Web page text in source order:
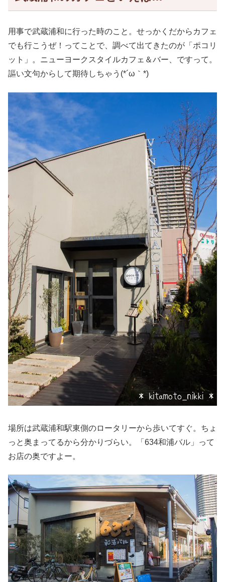
用事で武蔵浦和に行った時のこと。せっかくだからカフェ
でも行こうぜ！ってことで、調べて出てきたのが「ポコリ
ット」。ニューヨークスタイルカフェ＆バー、ですって。
謳い文句からして期待しちゃう(*´ω｀*)
場所は武蔵浦和駅東側のロータリーから歩いてすぐ。ちょ
っと奥まってるから分かりづらい。「634和浦バル」って
お店の奥ですよー。